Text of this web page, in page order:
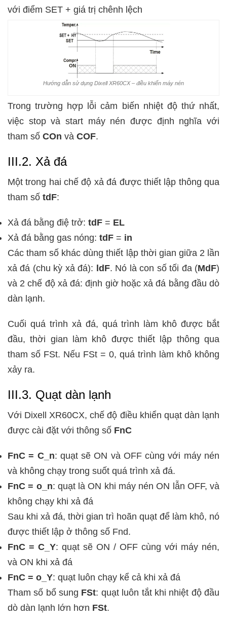
với điểm SET + giá trị chênh lệch
Hướng dẫn sử dụng Dixell XR60CX – điều khiển máy nén
Trong trường hợp lỗi cảm biến nhiệt độ thứ nhất,
việc stop và start máy nén được định nghĩa với
tham số COn và COF.
III.2. Xả đá
Một trong hai chế độ xả đá được thiết lập thông qua
tham số tdF:
Xả đá bằng điệ trở: tdF = EL
Xả đá bằng gas nóng: tdF = in
Các tham số khác dùng thiết lập thời gian giữa 2 lần
xả đá (chu kỳ xả đá): ldF. Nó là con số tối đa (MdF)
và 2 chế độ xả đá: định giờ hoặc xả đá bằng đầu dò
dàn lạnh.
Cuối quá trình xả đá, quá trình làm khô được bắt
đầu, thời gian làm khô được thiết lập thông qua
tham số FSt. Nếu FSt = 0, quá trình làm khô không
xảy ra.
III.3. Quạt dàn lạnh
Với Dixell XR60CX, chế độ điều khiển quạt dàn lạnh
được cài đặt với thông số FnC
FnC = C_n: quạt sẽ ON và OFF cùng với máy nén
và không chạy trong suốt quá trình xả đá.
FnC = o_n: quạt là ON khi máy nén ON lẫn OFF, và
không chạy khi xả đá
Sau khi xả đá, thời gian trì hoãn quạt để làm khô, nó
được thiết lập ở thông số Fnd.
FnC = C_Y: quạt sẽ ON / OFF cùng với máy nén,
và ON khi xả đá
FnC = o_Y: quạt luôn chạy kể cả khi xả đá
Tham số bổ sung FSt: quạt luôn tắt khi nhiệt độ đầu
dò dàn lạnh lớn hơn FSt.